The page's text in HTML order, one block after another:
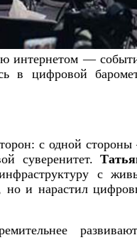
интернетом —
в цифровой
с одной
суверенитет.
с
но и нарастил